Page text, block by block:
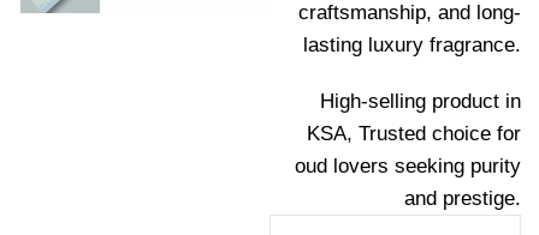
craftsmanship, and long-
lasting luxury fragrance.
High-selling product in
KSA, Trusted choice for
oud lovers seeking purity
and prestige.